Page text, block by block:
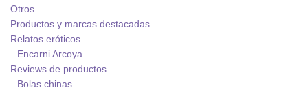
Otros
Productos y marcas destacadas
Relatos eróticos
Encarni Arcoya
Reviews de productos
Bolas chinas